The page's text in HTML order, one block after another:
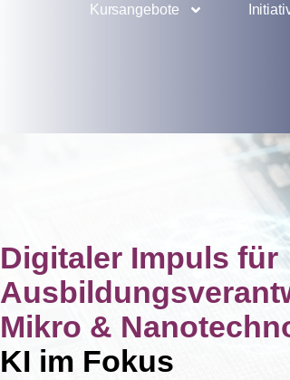
Kursangebote
Digitaler Impuls für
Mikro &
KI im Fokus